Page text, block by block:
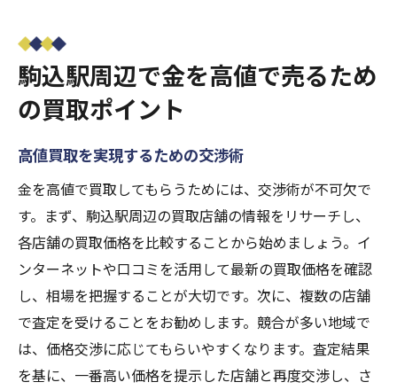
駒込駅周辺で金を高値で売るため
の買取ポイント
高値買取を実現するための交渉術
金を高値で買取してもらうためには、交渉術が不可欠で
す。まず、駒込駅周辺の買取店舗の情報をリサーチし、
各店舗の買取価格を比較することから始めましょう。イ
ンターネットや口コミを活用して最新の買取価格を確認
し、相場を把握することが大切です。次に、複数の店舗
で査定を受けることをお勧めします。競合が多い地域で
は、価格交渉に応じてもらいやすくなります。査定結果
を基に、一番高い価格を提示した店舗と再度交渉し、さ